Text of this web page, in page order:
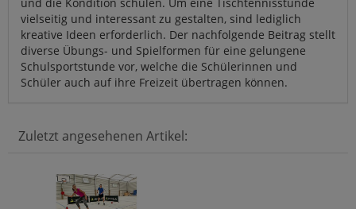
vielseitig und interessant zu gestalten, sind lediglich
kreative Ideen erforderlich. Der nachfolgende Beitrag stellt
diverse Übungs- und Spielformen für eine gelungene
Schulsportstunde vor, welche die Schülerinnen und
Schüler auch auf ihre Freizeit übertragen können.
Zuletzt angesehenen Artikel: